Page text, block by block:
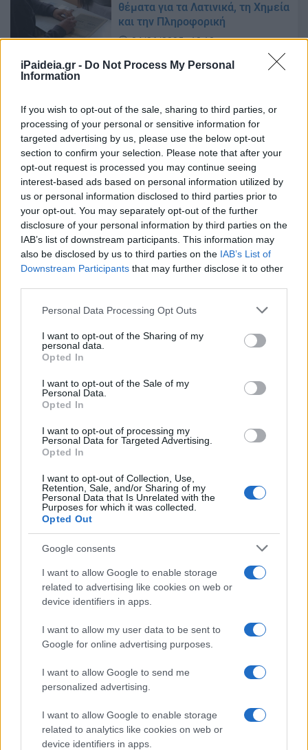
iPaideia.gr - Do Not Process My Personal
Information
If you wish to opt-out of the sale, sharing to third parties, or
processing of your personal or sensitive information for
targeted advertising by us, please use the below opt-out
section to confirm your selection. Please note that after your
opt-out request is processed you may continue seeing
interest-based ads based on personal information utilized by
us or personal information disclosed to third parties prior to
your opt-out. You may separately opt-out of the further
disclosure of your personal information by third parties on the
IAB’s list of downstream participants. This information may
also be disclosed by us to third parties on the IAB’s List of
Downstream Participants that may further disclose it to other
Please note that this website/app uses one or more Google
not limited to your visit or usage behaviour. You may click to
grant or deny consent to Google and its third-party tags to
use your data for below specified purposes in below Google
consent section.
Personal Data Processing Opt Outs
I want to opt-out of the Sharing of my
personal data.
Opted In
I want to opt-out of the Sale of my
Personal Data.
Opted In
I want to opt-out of processing my
Personal Data for Targeted Advertising.
Opted In
I want to opt-out of Collection, Use,
Retention, Sale, and/or Sharing of my
Personal Data that Is Unrelated with the
Purposes for which it was collected.
Opted Out
Google consents
I want to allow Google to enable storage
related to advertising like cookies on web or
device identifiers in apps.
I want to allow my user data to be sent to
Google for online advertising purposes.
I want to allow Google to send me
personalized advertising.
I want to allow Google to enable storage
related to analytics like cookies on web or
device identifiers in apps.
θέματα για τα Λατινικά, τη Χημεία
και την Πληροφορική
04/06/2025 - 10:13
Ανακοινώθηκαν τα θέματα σε
Λατινικά, Χημεία, Πληροφορική
04/06/2025 - 07:02
Πανελλήνιες 2025: Δείτε πρώτοι
τα θέματα στα Λατινικά, τη
Χημεία και την Πληροφορική
03/06/2025 - 20:38
προτεινόμενα θέματα στη Χημεία
χημεία»
16/02/2025 - 08:41
Πανελλήνιες 2024: Απαιτητικά τα
εκπαιδευτικοί
Πανελλήνιες 2024: Τα θέματα και
Χημεία, Πληροφορική ΕΔΩ
06/06/2024 - 10:11
Πανελλήνιες 2024: Δείτε πρώτοι
τα θέματα και τις απαντήσεις σε
Λατινικά, Χημεία, Πληροφορική